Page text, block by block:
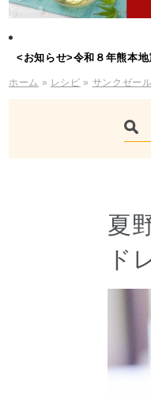
<お知らせ>令和８年熊本
ホーム » レシピ » サンクゼー
夏
ド